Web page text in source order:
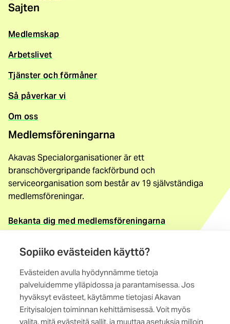
Sopiiko evästeiden käyttö?
Evästeiden avulla hyödynnämme tietoja
palveluidemme ylläpidossa ja parantamisessa. Jos
hyväksyt evästeet, käytämme tietojasi Akavan
Erityisalojen toiminnan kehittämisessä. Voit myös
valita, mitä evästeitä sallit, ja muuttaa asetuksia milloin
Sajten
Medlemskap
Arbetslivet
Tjänster och förmåner
Så påverkar vi
Om oss
Medlemsföreningarna
Akavas Specialorganisationer är ett
branschövergripande fackförbund och
serviceorganisation som består av 19 självständiga
medlemsföreningar.
Bekanta dig med medlemsföreningarna
Magistratsporten 4 A, 6. vån
00240 Helsingfors
Kontakta oss